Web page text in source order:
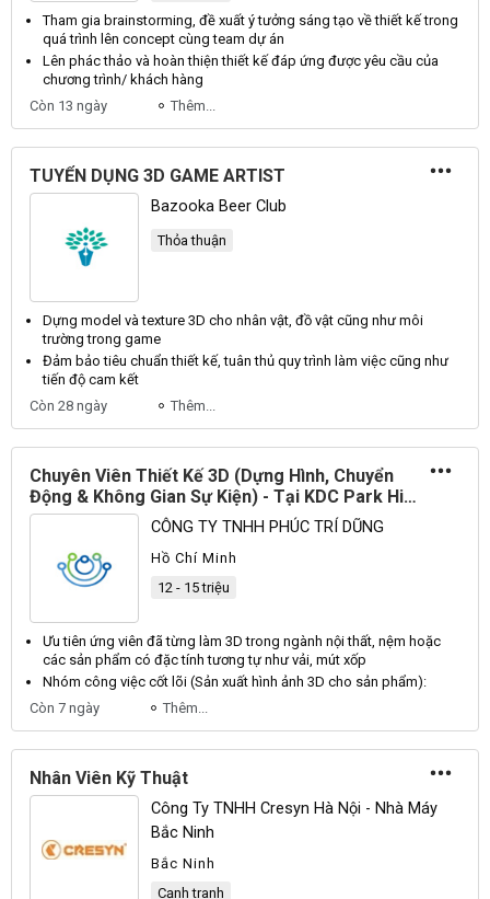
Tham gia brainstorming, đề xuất ý tưởng sáng tạo vềthiết kếtrong
quá trình lên concept cùng team dự án
Lên phác thảo và hoàn thiệnthiết kế đáp ứng được yêu cầu của
chương trình/ khách hàng
Còn 13 ngày
Thêm...
TUYỂN DỤNG 3D GAME ARTIST
Bazooka Beer Club
Thỏa thuận
Dựng model và texture 3D cho nhân vật, đồ vật cũng như môi
trường trong game
Đảm bảo tiêu chuẩnthiết kế, tuân thủ quy trình làm việc cũng như
tiến độ cam kết
Còn 28 ngày
Thêm...
Chuyên Viên Thiết Kế 3D (Dựng Hình, Chuyển
Động & Không Gian Sự Kiện) - Tại KDC Park Hill,
Gò Vấp, HCM
CÔNG TY TNHH PHÚC TRÍ DŨNG
Hồ Chí Minh
12 - 15 triệu
Ưu tiên ứng viên đã từng làm 3D trong ngành nội thất, nệm hoặc
các sản phẩm có đặc tính tương tự như vải, mút xốp
Nhóm công việc cốt lõi (Sản xuất hình ảnh 3D cho sản phẩm):
Còn 7 ngày
Thêm...
Nhân Viên Kỹ Thuật
Công Ty TNHH Cresyn Hà Nội - Nhà Máy
Bắc Ninh
Bắc Ninh
Cạnh tranh